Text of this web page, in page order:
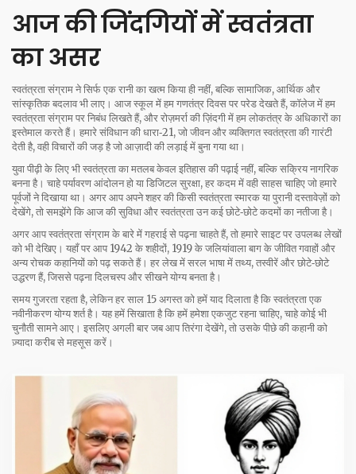
आज की जिंदगियों में स्वतंत्रता
का असर
स्वतंत्रता संग्राम ने सिर्फ एक रानी का खत्म किया ही नहीं, बल्कि सामाजिक, आर्थिक और
सांस्कृतिक बदलाव भी लाए। आज स्कूल में हम गणतंत्र दिवस पर परेड देखते हैं, कॉलेज में हम
स्वतंत्रता संग्राम पर निबंध लिखते हैं, और रोज़मर्रा की ज़िंदगी में हम लोकतंत्र के अधिकारों का
इस्तेमाल करते हैं। हमारे संविधान की धारा‑21, जो जीवन और व्यक्तिगत स्वतंत्रता की गारंटी
देती है, वही विचारों की जड़ है जो आज़ादी की लड़ाई में बुना गया था।
युवा पीढ़ी के लिए भी स्वतंत्रता का मतलब केवल इतिहास की पढ़ाई नहीं, बल्कि सक्रिय नागरिक
बनना है। चाहे पर्यावरण आंदोलन हो या डिजिटल सुरक्षा, हर कदम में वही साहस चाहिए जो हमारे
पूर्वजों ने दिखाया था। अगर आप अपने शहर की किसी स्वतंत्रता स्मारक या पुरानी दस्तावेज़ों को
देखेंगे, तो समझेंगे कि आज की सुविधा और स्वतंत्रता उन कई छोटे‑छोटे कदमों का नतीजा है।
अगर आप स्वतंत्रता संग्राम के बारे में गहराई से पढ़ना चाहते हैं, तो हमारे साइट पर उपलब्ध लेखों
को भी देखिए। यहाँ पर आप 1942 के शहीदों, 1919 के जलियांवाला बाग के जीवित गवाहों और
अन्य रोचक कहानियों को पढ़ सकते हैं। हर लेख में सरल भाषा में तथ्य, तस्वीरें और छोटे‑छोटे
उद्धरण हैं, जिससे पढ़ना दिलचस्प और सीखने योग्य बनता है।
समय गुजरता रहता है, लेकिन हर साल 15 अगस्त को हमें याद दिलाता है कि स्वतंत्रता एक
नवीनीकरण योग्य शर्त है। यह हमें सिखाता है कि हमें हमेशा एकजुट रहना चाहिए, चाहे कोई भी
चुनौती सामने आए। इसलिए अगली बार जब आप तिरंगा देखेंगे, तो उसके पीछे की कहानी को
ज़्यादा करीब से महसूस करें।